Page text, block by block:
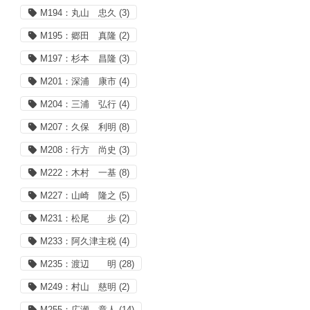
M194：丸山 忠久 (3)
M195：郷田 真隆 (2)
M197：杉本 昌隆 (3)
M201：深浦 康市 (4)
M204：三浦 弘行 (4)
M207：久保 利明 (8)
M208：行方 尚史 (3)
M222：木村 一基 (8)
M227：山崎 隆之 (5)
M231：松尾 歩 (2)
M233：阿久津主税 (4)
M235：渡辺 明 (28)
M249：村山 慈明 (2)